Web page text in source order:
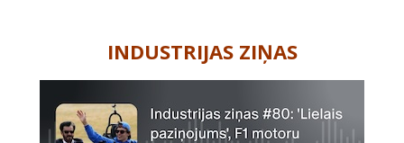
INDUSTRIJAS ZIŅAS